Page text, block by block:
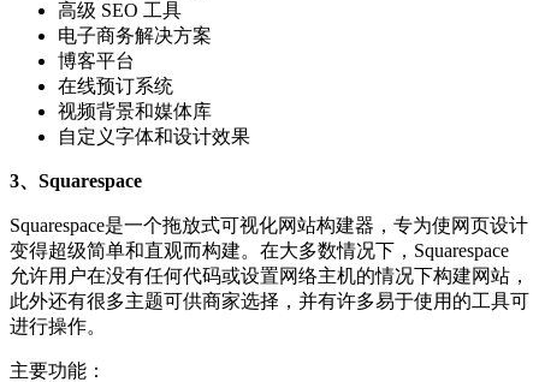
高级 SEO 工具
电子商务解决方案
博客平台
在线预订系统
视频背景和媒体库
自定义字体和设计效果
3、Squarespace
Squarespace是一个拖放式可视化网站构建器，专为使网页设计
变得超级简单和直观而构建。在大多数情况下，Squarespace
允许用户在没有任何代码或设置网络主机的情况下构建网站，
此外还有很多主题可供商家选择，并有许多易于使用的工具可
进行操作。
主要功能：